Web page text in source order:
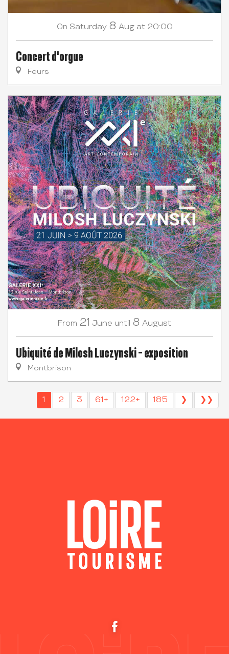
On Saturday 8 Aug at 20:00
Concert d'orgue
Feurs
From 21 June until 8 August
Ubiquité de Milosh Luczynski - exposition
Montbrison
1 2 3 61+ 122+ 185 ❯ ❯❯